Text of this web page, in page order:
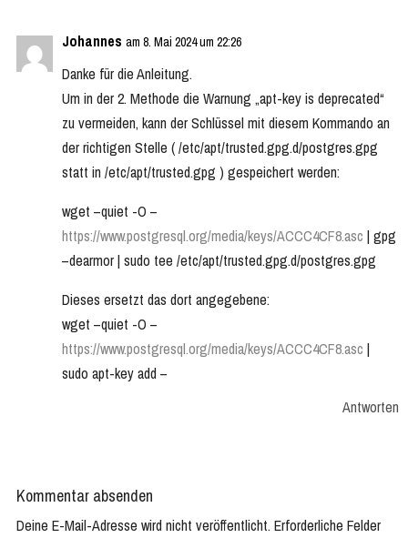
Johannes am 8. Mai 2024 um 22:26
Danke für die Anleitung.
Um in der 2. Methode die Warnung „apt-key is deprecated“
zu vermeiden, kann der Schlüssel mit diesem Kommando an
der richtigen Stelle ( /etc/apt/trusted.gpg.d/postgres.gpg
statt in /etc/apt/trusted.gpg ) gespeichert werden:
wget –quiet -O –
https://www.postgresql.org/media/keys/ACCC4CF8.asc | gpg
–dearmor | sudo tee /etc/apt/trusted.gpg.d/postgres.gpg
Dieses ersetzt das dort angegebene:
wget –quiet -O –
https://www.postgresql.org/media/keys/ACCC4CF8.asc |
sudo apt-key add –
Antworten
Kommentar absenden
Deine E-Mail-Adresse wird nicht veröffentlicht. Erforderliche Felder